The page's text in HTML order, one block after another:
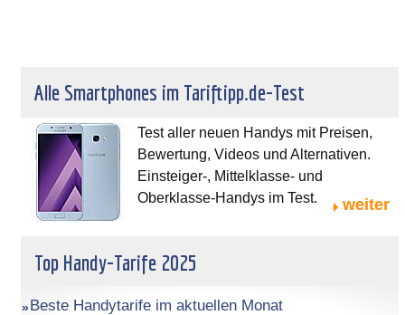
Alle Smartphones im Tariftipp.de-Test
Test aller neuen Handys mit Preisen,
Bewertung, Videos und Alternativen.
Einsteiger-, Mittelklasse- und
Oberklasse-Handys im Test.
weiter
Top Handy-Tarife 2025
Beste Handytarife im aktuellen Monat